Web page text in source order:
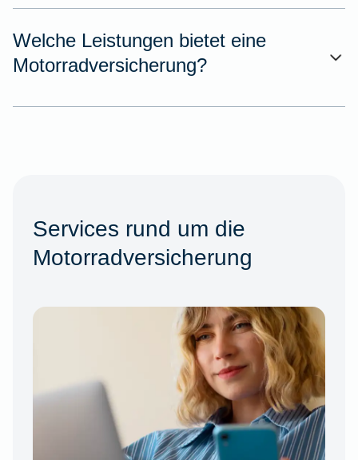
Welche Leistungen bietet eine
Motorradversicherung?
Services rund um die
Motorradversicherung